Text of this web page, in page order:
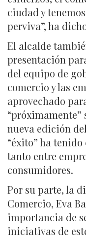
ciudad y
perviva”, ha
El alcalde
presentación
del equipo de
comercio y las
aprovechado
“próximamente”
nueva edición
“éxito” ha
tanto entre
consumidores.
Por su parte, la
Comercio, Eva
importancia de
iniciativas de